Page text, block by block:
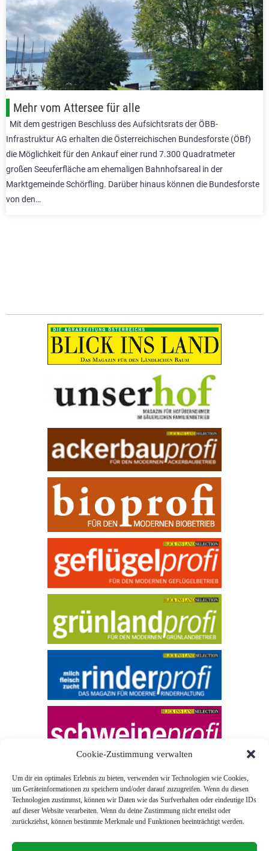
Cookie-Zustimmung verwalten
Um dir ein optimales Erlebnis zu bieten, verwenden wir Technologien wie Cookies,
um Geräteinformationen zu speichern und/oder darauf zuzugreifen. Wenn du diesen
Technologien zustimmst, können wir Daten wie das Surfverhalten oder eindeutige IDs
auf dieser Website verarbeiten. Wenn du deine Zustimmung nicht erteilst oder
zurückziehst, können bestimmte Merkmale und Funktionen beeinträchtigt werden.
Mehr vom Attersee für alle
Mit dem gestrigen Beschluss des Aufsichtsrats der ÖBB-
Infrastruktur AG erhalten die Österreichischen Bundesforste (ÖBf)
die Möglichkeit für den Ankauf einer rund 7.300 Quadratmeter
großen Seeuferfläche am ehemaligen Bahnhofsareal in der
Marktgemeinde Schörfling. Darüber hinaus können die Bundesforste
von den…